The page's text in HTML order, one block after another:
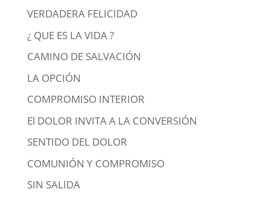
VERDADERA FELICIDAD
¿ QUE ES LA VIDA ?
CAMINO DE SALVACIÓN
LA OPCIÓN
COMPROMISO INTERIOR
El DOLOR INVITA A LA CONVERSIÓN
SENTIDO DEL DOLOR
COMUNIÓN Y COMPROMISO
SIN SALIDA